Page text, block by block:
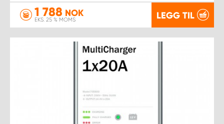
1 788 NOK
EKS. 25 % MOMS LEGG TIL